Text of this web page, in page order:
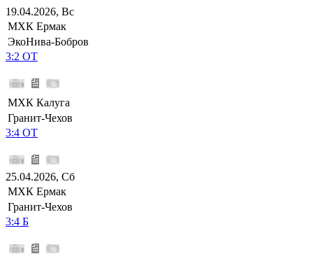
19.04.2026, Вс
МХК Ермак
ЭкоНива-Бобров
3:2 ОТ
МХК Калуга
Гранит-Чехов
3:4 ОТ
25.04.2026, Сб
МХК Ермак
Гранит-Чехов
3:4 Б